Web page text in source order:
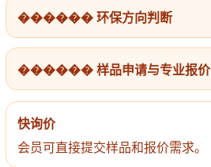
������ 环保方向判断
������ 样品申请与专业报价
快询价
会员可直接提交样品和报价需求。